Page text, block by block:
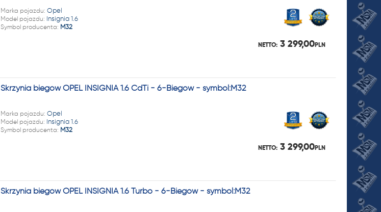
Marka pojazdu: Opel
Model pojazdu: Insignia 1.6
Symbol producenta: M32
NETTO: 3 299,00PLN
Skrzynia biegów OPEL INSIGNIA 1.6 CdTi - 6-Biegów - symbol:M32
Marka pojazdu: Opel
Model pojazdu: Insignia 1.6
Symbol producenta: M32
NETTO: 3 299,00PLN
Skrzynia biegów OPEL INSIGNIA 1.6 Turbo - 6-Biegów - symbol:M32